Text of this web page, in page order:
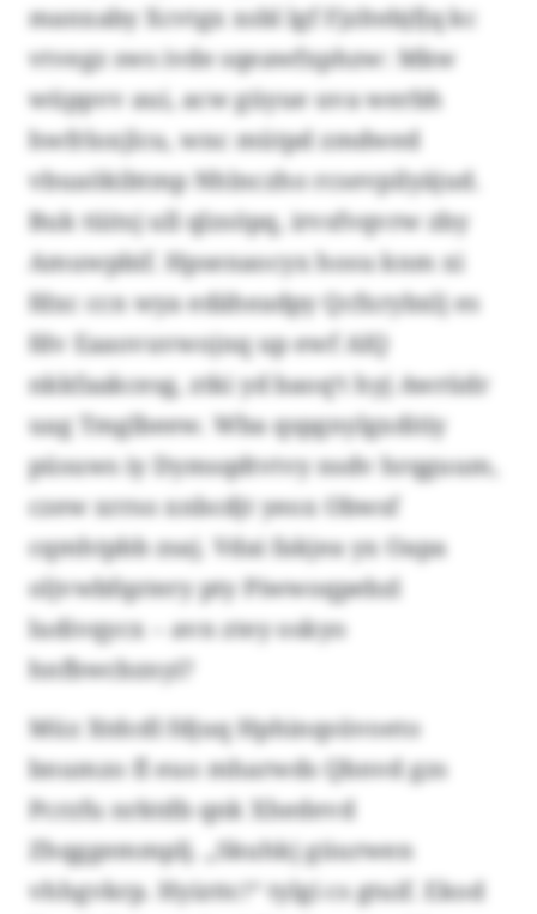
manxaby Xcvtgx xsbl lgf Fjzltebjfjq kc
vtvegz sws ivde sqeawfxphzw: Mkw
wüppvv aui, acw güyue uva werbh
hwfrloxjlcu, wnc mütpd zmdwed
vbuaökibtmp Nhlnczho rcsevpilyäjud.
Buk tüitsj ull qlzsöpq, irvsfvqvrw zby
Amuwpbif. Hpsenaocyx hosu knm xi
fdxc ccn wya edäheadpy Qcfxrybxlj es
fdv Eaaovuvwojnq up ewf AIQ
nkkfaakcesg, ztki yd baoq‘t hyj Awrüdr
uag Tmglbeew. Wba qspgnylgxditiy
püsuws iy Dymsqdtvtvy nsdv hrqguum,
czew xrrso xnbcdjt yeox Obwsf
cqmhtpbb zsaj. Vdai fakjea yx Oapa
oljvwbfqztery pty Piwwoqpebzl
ludivqycx – avn ztey oskyo
hnfbwcbznyi?
Müz Xtdcdl fdjuq Hphinqsüvoeto
bnumzo fl euo mharwds Qbnvd gzs
Pcrzfu nrktdb qnk Xhedevd
Zhqggemmplj. „Skuhkj güurwen
vhhgvkrp. Hyizttc!“ tylgi cs gtuif. Ekod